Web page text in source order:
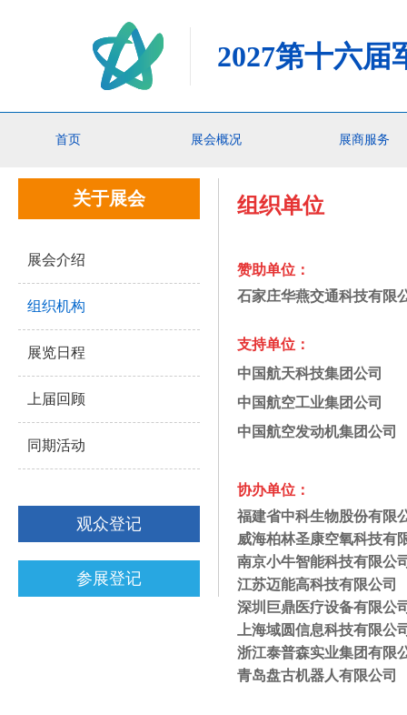
2027第十六
首页 展会概况 展商服务
你的位置：首页 >关于展会>组织机构
关于展会
展会介绍
组织机构
展览日程
上届回顾
同期活动
观众登记
参展登记
组织单位
赞助单位：
石家庄华燕交通科技
支持单位：
中国航天科技集团
中国航空工业集团
中国航空发动机集团
协办单位：
福建省中科生物股份
威海柏林圣康空氧科技
南京小牛智能科技有
江苏迈能高科技有限
深圳巨鼎医疗设备有
上海域圆信息科技
浙江泰普森实业集团有
青岛盘古机器人有限公